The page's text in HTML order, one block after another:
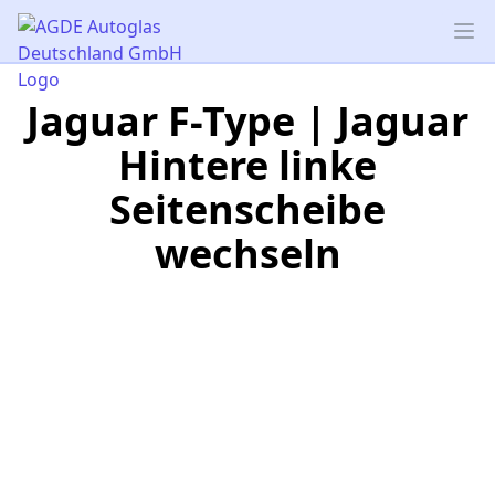
AGDE Autoglas Deutschland GmbH
Jaguar F-Type | Jaguar
Hintere linke
Seitenscheibe
wechseln